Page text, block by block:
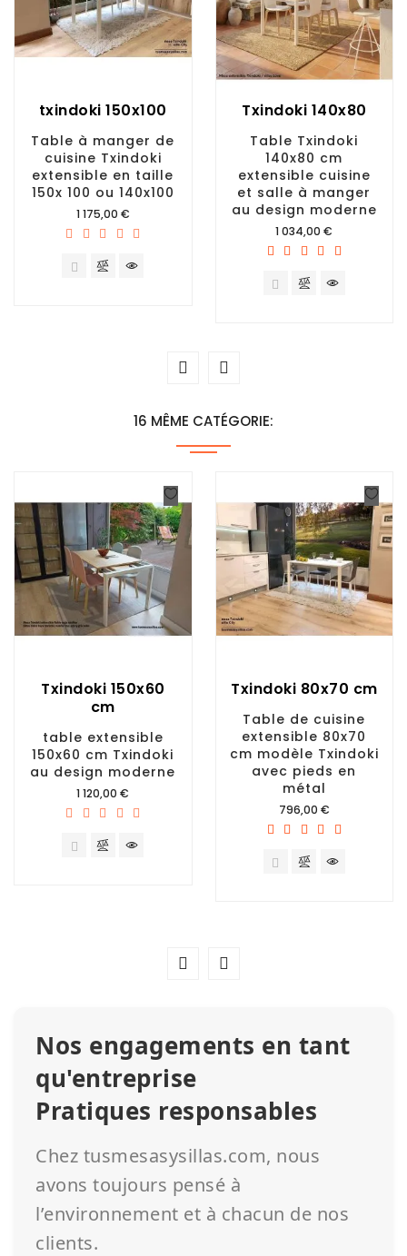
txindoki 150x100
Table à manger de
cuisine Txindoki
extensible en taille
150x 100 ou 140x100
Prix
1 175,00 €
Txindoki 140x80
Table Txindoki
140x80 cm
extensible cuisine
et salle à manger
au design moderne
Prix
1 034,00 €
16 MÊME CATÉGORIE:
Txindoki 150x60
cm
table extensible
150x60 cm Txindoki
au design moderne
Prix
1 120,00 €
Txindoki 80x70 cm
Table de cuisine
extensible 80x70
cm modèle Txindoki
avec pieds en
métal
Prix
796,00 €
Nos engagements en tant
qu'entreprise
Pratiques responsables
Chez tusmesasysillas.com, nous
avons toujours pensé à
l’environnement et à chacun de nos
clients.